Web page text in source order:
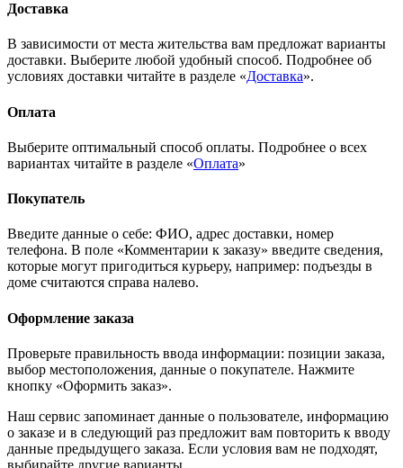
Доставка
В зависимости от места жительства вам предложат варианты
доставки. Выберите любой удобный способ. Подробнее об
условиях доставки читайте в разделе «Доставка».
Оплата
Выберите оптимальный способ оплаты. Подробнее о всех
вариантах читайте в разделе «Оплата»
Покупатель
Введите данные о себе: ФИО, адрес доставки, номер
телефона. В поле «Комментарии к заказу» введите сведения,
которые могут пригодиться курьеру, например: подъезды в
доме считаются справа налево.
Оформление заказа
Проверьте правильность ввода информации: позиции заказа,
выбор местоположения, данные о покупателе. Нажмите
кнопку «Оформить заказ».
Наш сервис запоминает данные о пользователе, информацию
о заказе и в следующий раз предложит вам повторить к вводу
данные предыдущего заказа. Если условия вам не подходят,
выбирайте другие варианты.